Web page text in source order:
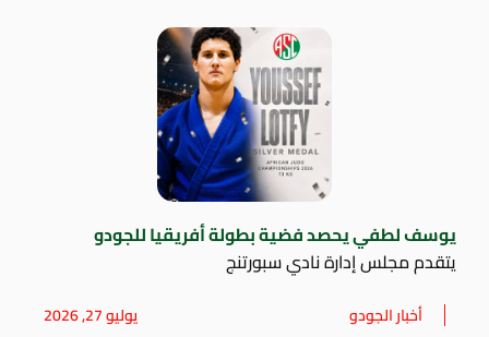
يوسف لطفي يحصد فضية بطولة أفريقيا للجودو
يتقدم مجلس إدارة نادي سبورتنج
أخبار الجودو يوليو 27, 2026